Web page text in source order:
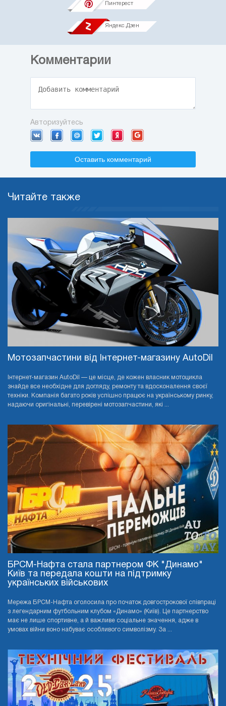
Пинтерест
Яндекс.Дзен
Комментарии
Авторизуйтесь
Оставить комментарий
Читайте также
Мотозапчастини від Інтернет-магазину AutoDil
Інтернет-магазин AutoDil — це місце, де кожен власник мотоцикла
знайде все необхідне для догляду, ремонту та вдосконалення своєї
техніки. Компанія багато років успішно працює на українському ринку,
надаючи оригінальні, перевірені мотозапчастини, які ...
БРСМ-Нафта стала партнером ФК "Динамо"
Київ та передала кошти на підтримку
українських військових
Мережа БРСМ-Нафта оголосила про початок довгострокової співпраці
з легендарним футбольним клубом «Динамо» (Київ). Це партнерство
має не лише спортивне, а й важливе соціальне значення, адже в
умовах війни воно набуває особливого символізму. За ...